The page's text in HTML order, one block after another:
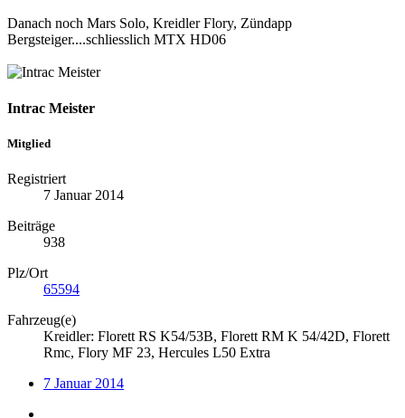
Danach noch Mars Solo, Kreidler Flory, Zündapp
Bergsteiger....schliesslich MTX HD06
Intrac Meister
Mitglied
Registriert
7 Januar 2014
Beiträge
938
Plz/Ort
65594
Fahrzeug(e)
Kreidler: Florett RS K54/53B, Florett RM K 54/42D, Florett
Rmc, Flory MF 23, Hercules L50 Extra
7 Januar 2014